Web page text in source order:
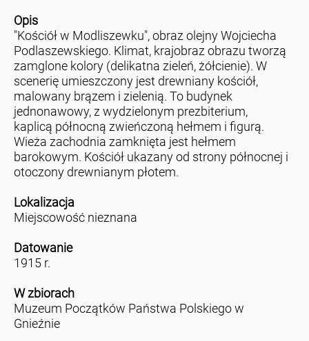
Opis
"Kościół w Modliszewku", obraz olejny Wojciecha
Podlaszewskiego. Klimat, krajobraz obrazu tworzą
zamglone kolory (delikatna zieleń, żółcienie). W
scenerię umieszczony jest drewniany kościół,
malowany brązem i zielenią. To budynek
jednonawowy, z wydzielonym prezbiterium,
kaplicą północną zwieńczoną hełmem i figurą.
Wieża zachodnia zamknięta jest hełmem
barokowym. Kościół ukazany od strony północnej i
otoczony drewnianym płotem.
Lokalizacja
Miejscowość nieznana
Datowanie
1915 r.
W zbiorach
Muzeum Początków Państwa Polskiego w
Gnieźnie